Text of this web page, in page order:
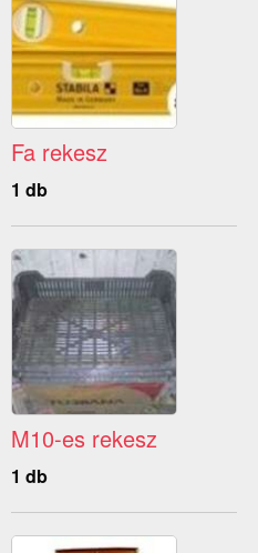
Fa rekesz
1 db
M10-es rekesz
1 db